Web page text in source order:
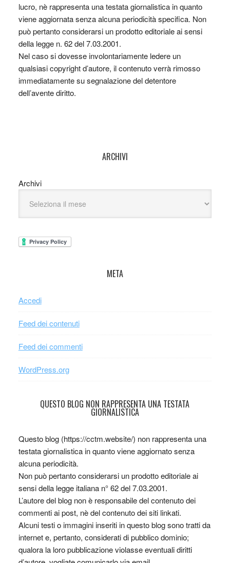
lucro, nè rappresenta una testata giornalistica in quanto
viene aggiornata senza alcuna periodicità specifica. Non
può pertanto considerarsi un prodotto editoriale ai sensi
della legge n. 62 del 7.03.2001.
Nel caso si dovesse involontariamente ledere un
qualsiasi copyright d’autore, il contenuto verrà rimosso
immediatamente su segnalazione del detentore
dell’avente diritto.
ARCHIVI
Archivi
META
Accedi
Feed dei contenuti
Feed dei commenti
WordPress.org
QUESTO BLOG NON RAPPRESENTA UNA TESTATA
GIORNALISTICA
Questo blog (https://cctm.website/) non rappresenta una
testata giornalistica in quanto viene aggiornato senza
alcuna periodicità.
Non può pertanto considerarsi un prodotto editoriale ai
sensi della legge italiana n° 62 del 7.03.2001.
L’autore del blog non è responsabile del contenuto dei
commenti ai post, nè del contenuto dei siti linkati.
Alcuni testi o immagini inseriti in questo blog sono tratti da
internet e, pertanto, considerati di pubblico dominio;
qualora la loro pubblicazione violasse eventuali diritti